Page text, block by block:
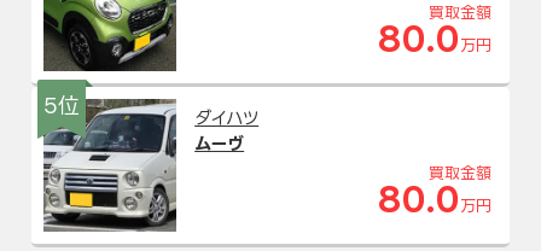
買取金額
80.0 万円
5位
ダイハツ
ムーヴ
買取金額
80.0 万円